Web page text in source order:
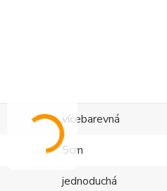
vícebarevná
5cm
jednoduchá